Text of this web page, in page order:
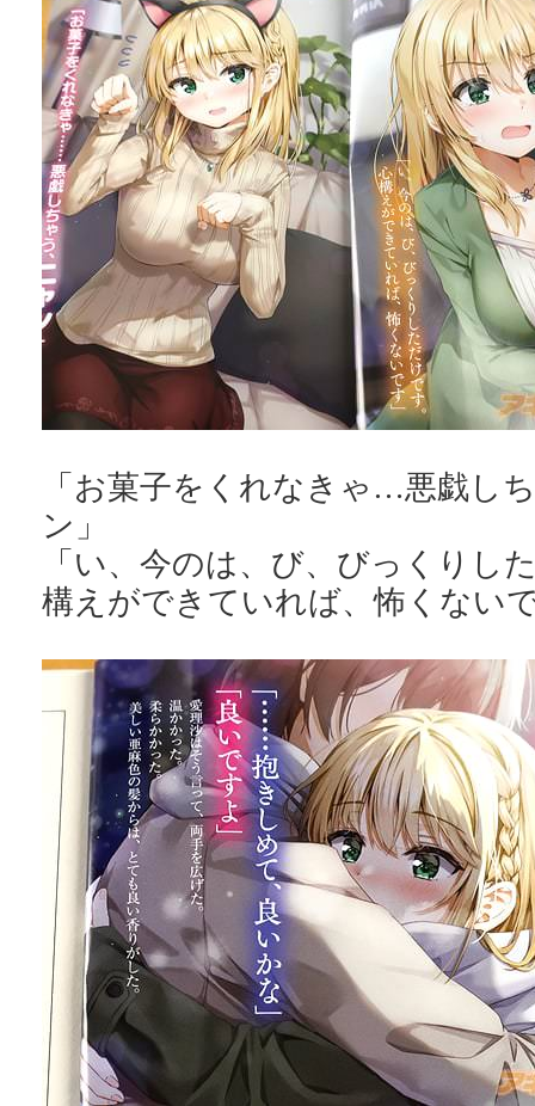
「お菓子をくれなきゃ…悪戯し
ン」
「い、今のは、び、びっくりし
構えができていれば、怖くない